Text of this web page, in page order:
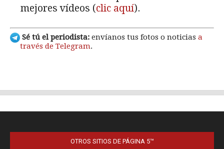
OTROS SITIOS DE PÁGINA 5™